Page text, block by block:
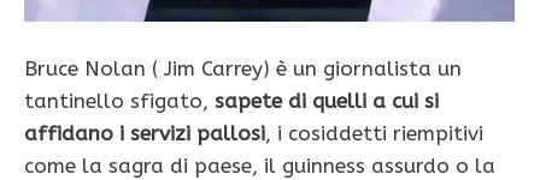
Bruce Nolan ( Jim Carrey) è un giornalista un
tantinello sfigato, sapete di quelli a cui si
affidano i servizi pallosi, i cosiddetti riempitivi
come la sagra di paese, il guinness assurdo o la